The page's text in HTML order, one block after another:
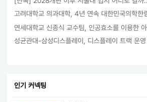
성균관대-삼성디스플레이, 디스플레이 트랙 운
인기 커넥팅